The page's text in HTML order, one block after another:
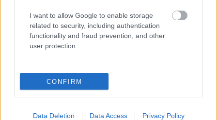
I want to allow Google to enable storage
related to security, including authentication
functionality and fraud prevention, and other
user protection.
CONFIRM
Data Deletion Data Access Privacy Policy
háromcentis havazás is
csodaszép fehérré tette
a tájat. Ki ismeri fel a
TOVÁBB OLVASOM
józsa tamás,képek,közösségi média